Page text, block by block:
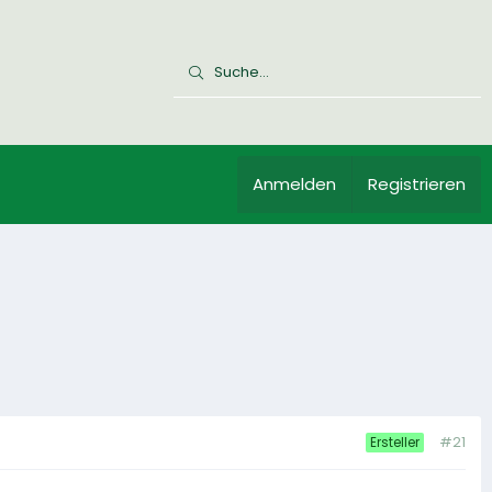
Anmelden Registrieren
Ersteller #21